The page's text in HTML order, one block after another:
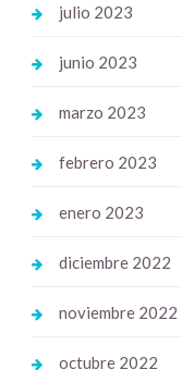
julio 2023
junio 2023
marzo 2023
febrero 2023
enero 2023
diciembre 2022
noviembre 2022
octubre 2022